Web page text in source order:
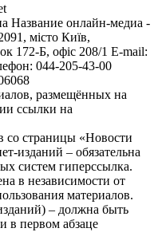
Название онлайн-медиа -
місто Київ,
Б, офіс 208/1 E-mail:
044-205-43-00
размещённых на
ссылки на
со страницы «Новости
изданий – обязательна
систем гиперссылка.
в независимости от
материалов.
– должна быть
в первом абзаце